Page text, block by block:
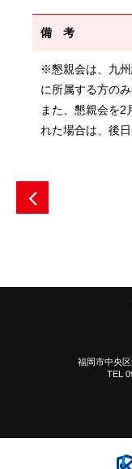
備 考
※懇親会は、九
に所属する方のみ
また、懇親会を2
れた場合は、後
福岡市中央
TEL